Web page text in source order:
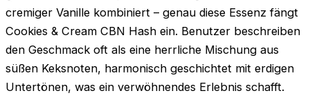
cremiger Vanille kombiniert – genau diese Essenz fängt
Cookies & Cream CBN Hash ein. Benutzer beschreiben
den Geschmack oft als eine herrliche Mischung aus
süßen Keksnoten, harmonisch geschichtet mit erdigen
Untertönen, was ein verwöhnendes Erlebnis schafft.